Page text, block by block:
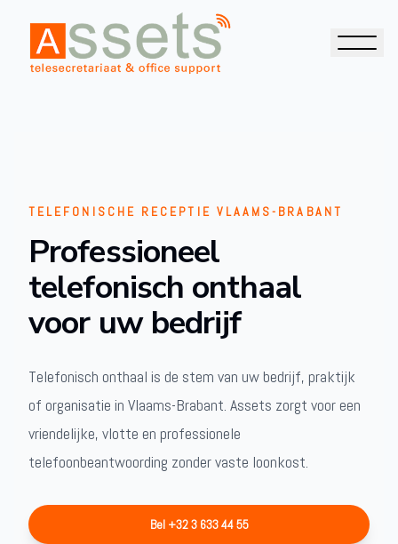
TELEFONISCHE RECEPTIE VLAAMS-BRABANT
Professioneel
telefonisch onthaal
voor uw bedrijf
Telefonisch onthaal is de stem van uw bedrijf, praktijk
of organisatie in Vlaams-Brabant. Assets zorgt voor een
vriendelijke, vlotte en professionele
telefoonbeantwoording zonder vaste loonkost.
Bel +32 3 633 44 55